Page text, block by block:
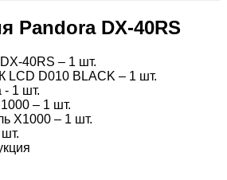
Pandora DX-40RS
40RS – 1 шт.
LCD D010 BLACK – 1 шт.
- 1 шт.
– 1 шт.
X1000 – 1 шт.